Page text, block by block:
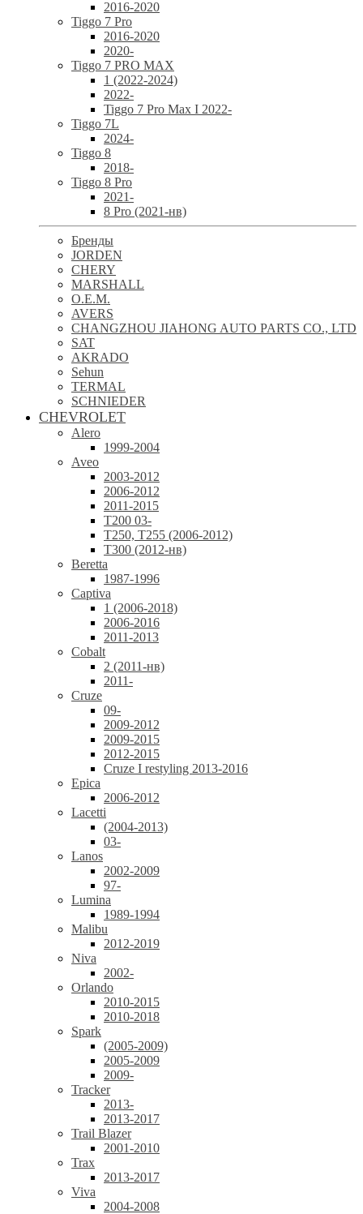
2016-2020
Tiggo 7 Pro
2016-2020
2020-
Tiggo 7 PRO MAX
1 (2022-2024)
2022-
Tiggo 7 Pro Max I 2022-
Tiggo 7L
2024-
Tiggo 8
2018-
Tiggo 8 Pro
2021-
8 Pro (2021-нв)
Бренды
JORDEN
CHERY
MARSHALL
O.E.M.
AVERS
CHANGZHOU JIAHONG AUTO PARTS CO., LTD
SAT
AKRADO
Sehun
TERMAL
SCHNIEDER
CHEVROLET
Alero
1999-2004
Aveo
2003-2012
2006-2012
2011-2015
T200 03-
T250, T255 (2006-2012)
T300 (2012-нв)
Beretta
1987-1996
Captiva
1 (2006-2018)
2006-2016
2011-2013
Cobalt
2 (2011-нв)
2011-
Cruze
09-
2009-2012
2009-2015
2012-2015
Cruze I restyling 2013-2016
Epica
2006-2012
Lacetti
(2004-2013)
03-
Lanos
2002-2009
97-
Lumina
1989-1994
Malibu
2012-2019
Niva
2002-
Orlando
2010-2015
2010-2018
Spark
(2005-2009)
2005-2009
2009-
Tracker
2013-
2013-2017
Trail Blazer
2001-2010
Trax
2013-2017
Viva
2004-2008